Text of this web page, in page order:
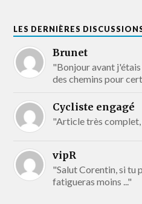
LES DERNIÈRES
Brunet
"Bonjour avant
des chemins pour
Cycliste engagé
"Article très complet,
vipR
"Salut Corentin, si tu
fatigueras moins ..."